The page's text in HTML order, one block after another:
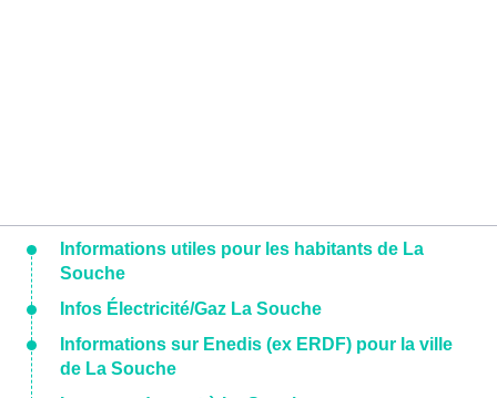
Informations utiles pour les habitants de La
Souche
Infos Électricité/Gaz La Souche
Informations sur Enedis (ex ERDF) pour la ville
de La Souche